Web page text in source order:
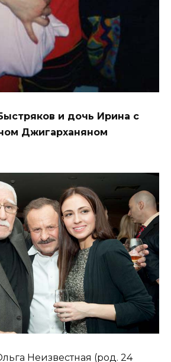
и дочь Ирина с
Джигарханяном
Неизвестная (род. 24